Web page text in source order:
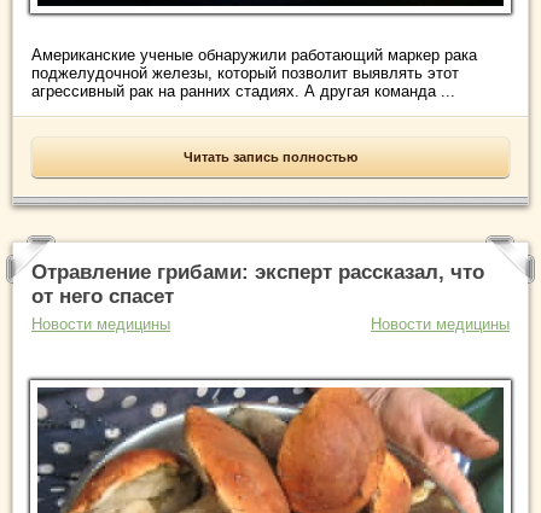
Американские ученые обнаружили работающий маркер рака
поджелудочной железы, который позволит выявлять этот
агрессивный рак на ранних стадиях. А другая команда ...
Читать запись полностью
Отравление грибами: эксперт рассказал, что
от него спасет
Новости медицины Новости медицины